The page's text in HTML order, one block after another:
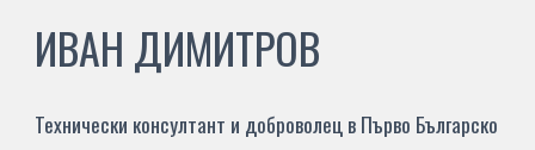
ИВАН ДИМИТРОВ
Технически консултант и доброволец вПърво Българско